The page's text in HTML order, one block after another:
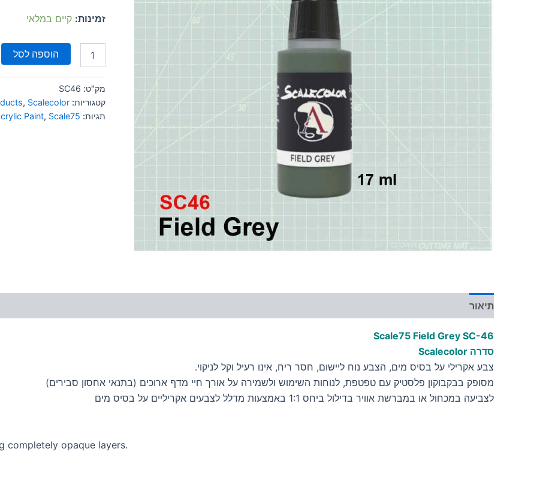
זמינות: קיים במלאי
הוספה לסל
מק"ט: SC46
קטגוריות:
, Scalecolor
תגיות:
Paint, Scale75
תיאור
Scale75 Field Grey SC-46
סדרה Scalecolor
צבע אקרילי על בסיס מים, הצבע נוח ליישום, חסר ריח, אינו רעיל וקל לניקוי.
מסופק בבקבוקון פלסטיק עם טפטפת, לנוחות השימוש ולשמירה על אורך חיי מדף ארוכים (בתנאי אחסון סבירים)
לצביעה במכחול או במברשת אוויר בדילול ביחס 1:1 באמצעות מדלל לצבעים אקריליים על בסיס מים
completely opaque layers.